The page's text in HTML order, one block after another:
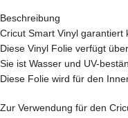
Beschreibung
Cricut Smart Vinyl garantiert
Diese Vinyl Folie verfügt
Sie ist Wasser und UV-
Diese Folie wird für den
Zur Verwendung für den